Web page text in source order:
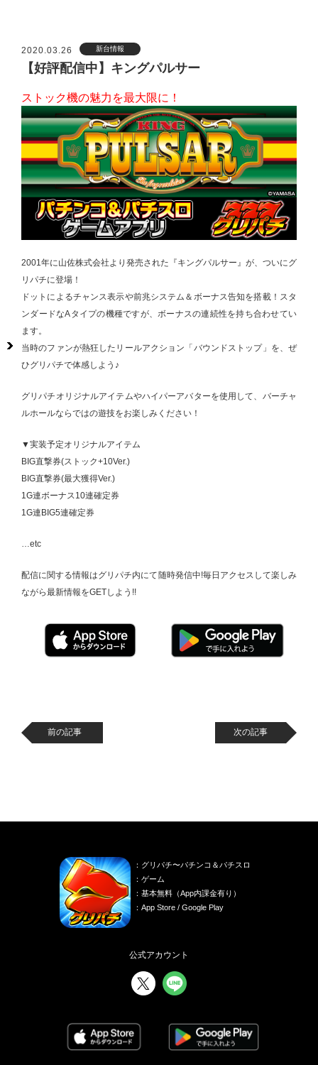
2020.03.26 新台情報
【好評配信中】キングパルサー
ストック機の魅力を最大限に！
2001年に山佐株式会社より発売された『キングパルサー』が、ついにグ
リパチに登場！
ドットによるチャンス表示や前兆システム＆ボーナス告知を搭載！スタ
ンダードなAタイプの機種ですが、ボーナスの連続性を持ち合わせてい
ます。
当時のファンが熱狂したリールアクション「バウンドストップ」を、ぜ
ひグリパチで体感しよう♪
グリパチオリジナルアイテムやハイパーアバターを使用して、バーチャ
ルホールならではの遊技をお楽しみください！
▼実装予定オリジナルアイテム
BIG直撃券(ストック+10Ver.)
BIG直撃券(最大獲得Ver.)
1G連ボーナス10連確定券
1G連BIG5連確定券
…etc
配信に関する情報はグリパチ内にて随時発信中!毎日アクセスして楽しみ
ながら最新情報をGETしよう!!
前の記事 次の記事
：グリパチ〜パチンコ＆パチスロ
：ゲーム
：基本無料（App内課金有り）
：App Store / Google Play
公式アカウント